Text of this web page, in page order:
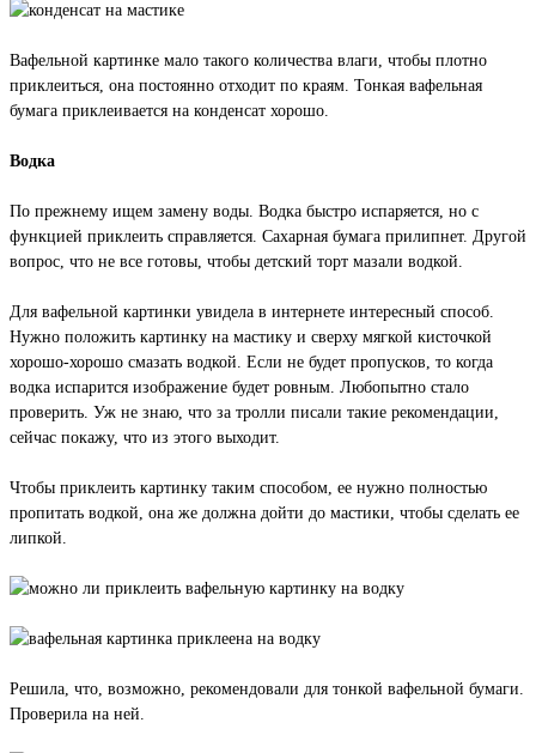
Вафельной картинке мало такого количества влаги, чтобы плотно
приклеиться, она постоянно отходит по краям. Тонкая вафельная
бумага приклеивается на конденсат хорошо.
Водка
По прежнему ищем замену воды. Водка быстро испаряется, но с
функцией приклеить справляется. Сахарная бумага прилипнет. Другой
вопрос, что не все готовы, чтобы детский торт мазали водкой.
Для вафельной картинки увидела в интернете интересный способ.
Нужно положить картинку на мастику и сверху мягкой кисточкой
хорошо-хорошо смазать водкой. Если не будет пропусков, то когда
водка испарится изображение будет ровным. Любопытно стало
проверить. Уж не знаю, что за тролли писали такие рекомендации,
сейчас покажу, что из этого выходит.
Чтобы приклеить картинку таким способом, ее нужно полностью
пропитать водкой, она же должна дойти до мастики, чтобы сделать ее
липкой.
Решила, что, возможно, рекомендовали для тонкой вафельной бумаги.
Проверила на ней.